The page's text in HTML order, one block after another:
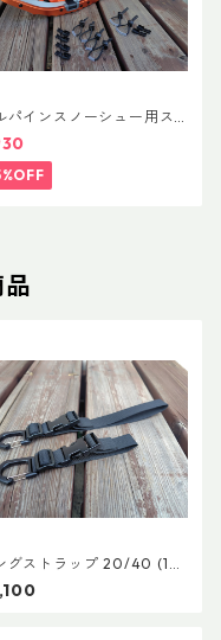
パインスノーシュー用ス
ップキャッチ(ペア)
グストラップ 20/40 (1